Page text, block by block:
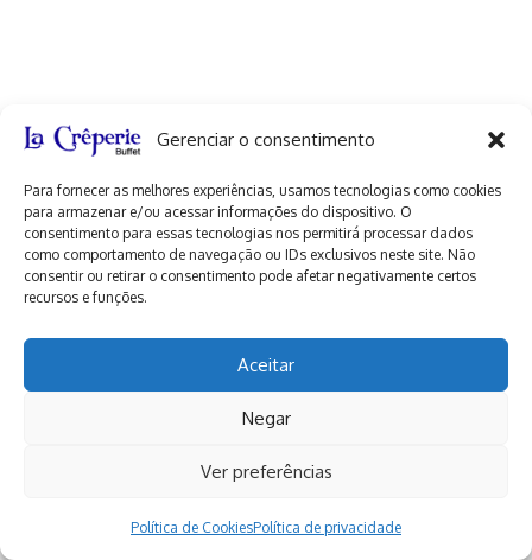
Gerenciar o consentimento
Para fornecer as melhores experiências, usamos tecnologias como cookies
para armazenar e/ou acessar informações do dispositivo. O
consentimento para essas tecnologias nos permitirá processar dados
como comportamento de navegação ou IDs exclusivos neste site. Não
consentir ou retirar o consentimento pode afetar negativamente certos
recursos e funções.
Aceitar
Negar
Ver preferências
Política de CookiesPolítica de privacidade
Política de privacidade Política de Cookies (BR)
Digital .